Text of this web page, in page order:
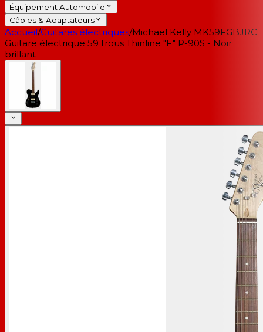
Équipement Automobile
Câbles & Adaptateurs
Accueil/Guitares électriques/Michael Kelly MK59FGBJRC
Guitare électrique 59 trous Thinline "F" P-90S - Noir
brillant